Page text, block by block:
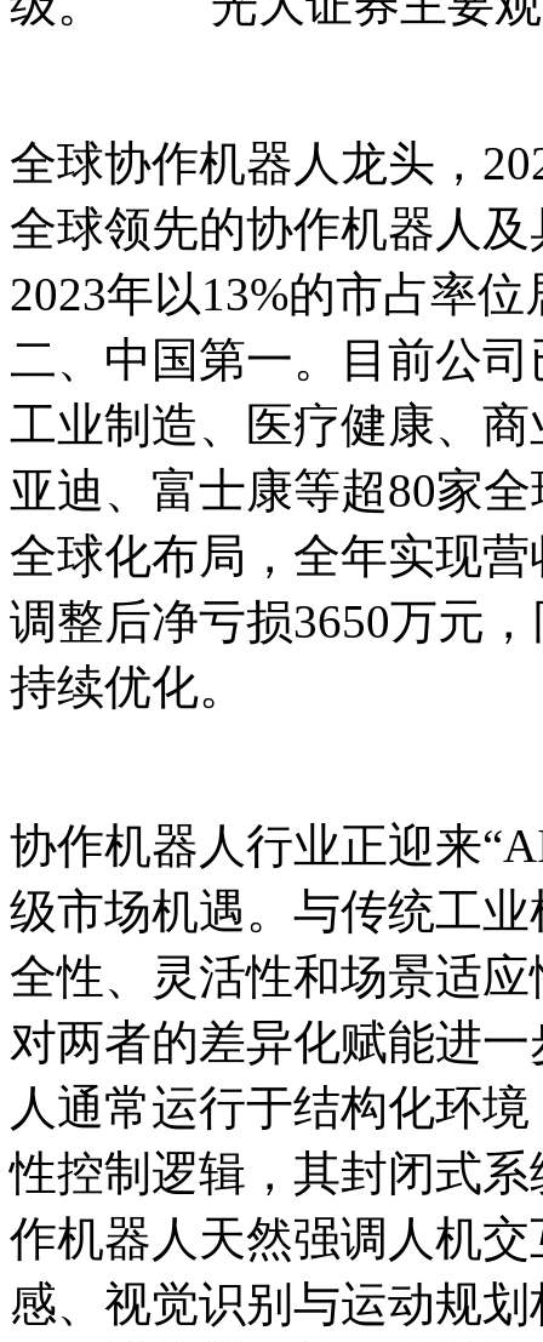
全球协作机器人龙头，
全球领先的协作机器人
2023年以13%的市占率
二、中国第一。目前公
工业制造、医疗健康、
亚迪、富士康等超80家
全球化布局，全年实现
调整后净亏损3650万元
持续优化。
协作机器人行业正迎来
级市场机遇。与传统工
全性、灵活性和场景适
对两者的差异化赋能进
人通常运行于结构化环
性控制逻辑，其封闭式
作机器人天然强调人机
感、视觉识别与运动规